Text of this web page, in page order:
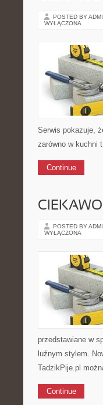
POSTED BY
WYŁĄCZONA
Serwis pokazuje,
zarówno w kuchni
Continue
POSTED BY
WYŁĄCZONA
przedstawiane w
luźnym stylem.
TadzikPije.pl
Continue